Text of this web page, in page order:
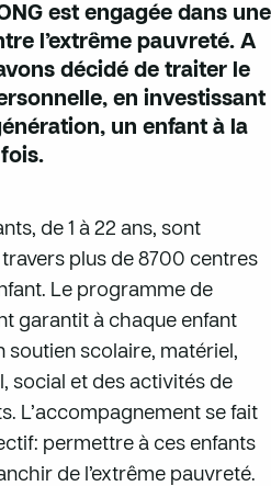
est engagée dans une
l’extrême pauvreté. A
décidé de traiter le
en investissant
un enfant à la
fois.
de 1 à 22 ans, sont
plus de 8700 centres
Le programme de
garantit à chaque enfant
soutien scolaire, matériel,
social et des activités de
L’accompagnement se fait
permettre à ces enfants
de l’extrême pauvreté.